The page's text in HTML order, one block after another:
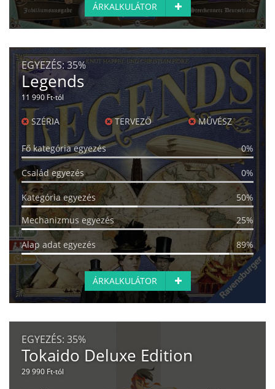
ÁRKALKULÁTOR
EGYEZÉS:35%
Legends
11 990 Ft-tól
SZÉRIA TERVEZŐ MŰVÉSZ
Fő kategória egyezés 0%
Család egyezés 0%
Kategória egyezés
50%
Mechanizmus egyezés
25%
Alap adat egyezés 89%
ÁRKALKULÁTOR
EGYEZÉS: 35%
Tokaido Deluxe Edition
29 990 Ft-tól